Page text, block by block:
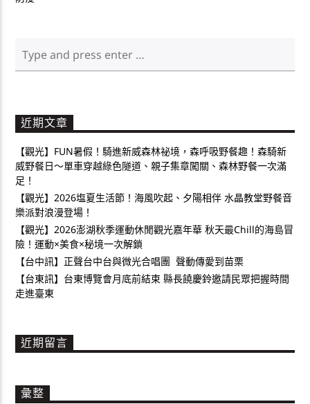
近期文章
【觀光】FUN暑假！騎進新威森林祕境，森呼吸野餐趣！森騎新
威野餐日～單車穿越綠色隧道、親子集章闖關、森林野餐一次滿
足！
【觀光】2026塩夏生活節！海風吹起、夕陽相伴 水晶教堂野餐音
樂派對浪漫登場！
【觀光】2026澎湖秋季運動休閒觀光嘉年華 秋天最Chill的海島冒
險！運動×美食×秘境一次解鎖
【台中訊】正聲台中台與微光合唱團 聲動傳愛到苗栗
【台東訊】台東博覽會月底前結束 縣長饒慶鈴邀請民眾把握時間
走進臺東
近期留言
彙整